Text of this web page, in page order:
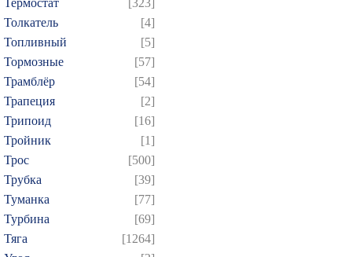
Термостат
[323]
Толкатель
[4]
Топливный
[5]
Тормозные
[57]
Трамблёр
[54]
Трапеция
[2]
Трипоид
[16]
Тройник
[1]
Трос
[500]
Трубка
[39]
Туманка
[77]
Турбина
[69]
Тяга
[1264]